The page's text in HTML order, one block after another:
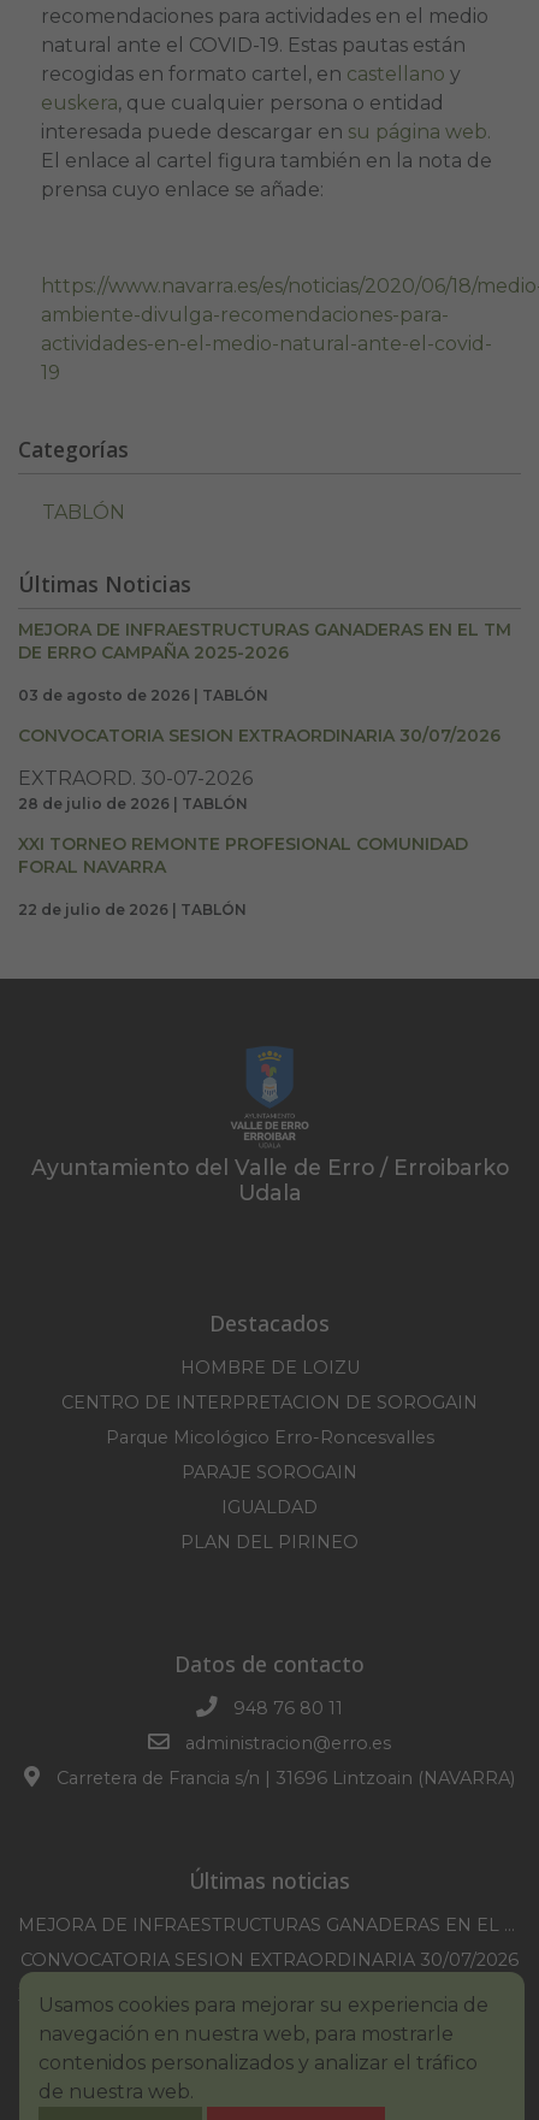
recomendaciones para actividades en el medio
natural ante el COVID-19. Estas pautas están
recogidas en formato cartel, en castellano y
euskera, que cualquier persona o entidad
interesada puede descargar en su página web.
El enlace al cartel figura también en la nota de
prensa cuyo enlace se añade:
https://www.navarra.es/es/noticias/2020/06/18/
ambiente-divulga-recomendaciones-para-
actividades-en-el-medio-natural-ante-el-covid-
19
Categorías
TABLÓN
Últimas Noticias
MEJORA DE INFRAESTRUCTURAS GANADERAS EN EL TM
DE ERRO CAMPAÑA 2025-2026
03 de agosto de 2026 | TABLÓN
CONVOCATORIA SESION EXTRAORDINARIA 30/07/2026
EXTRAORD. 30-07-2026
28 de julio de 2026 | TABLÓN
XXI TORNEO REMONTE PROFESIONAL COMUNIDAD
FORAL NAVARRA
22 de julio de 2026 | TABLÓN
Ayuntamiento del Valle de Erro / Erroibarko
Udala
Destacados
HOMBRE DE LOIZU
CENTRO DE INTERPRETACION DE SOROGAIN
Parque Micológico Erro-Roncesvalles
PARAJE SOROGAIN
IGUALDAD
PLAN DEL PIRINEO
Datos de contacto
948 76 80 11
administracion@erro.es
Carretera de Francia s/n | 31696 Lintzoain (NAVARRA)
Últimas noticias
MEJORA DE INFRAESTRUCTURAS GANADERAS EN EL TM DE ERRO CAMPAÑA 2025-2026
CONVOCATORIA SESION EXTRAORDINARIA 30/07/2026
BASES III. CONCURSO PINTURA – ERROIBARKO EGUNA
BANDO – CONSUMO RESPONSABLE DEL AGUA
Usamos cookies para mejorar su experiencia de
navegación en nuestra web, para mostrarle
contenidos personalizados y analizar el tráfico
de nuestra web.